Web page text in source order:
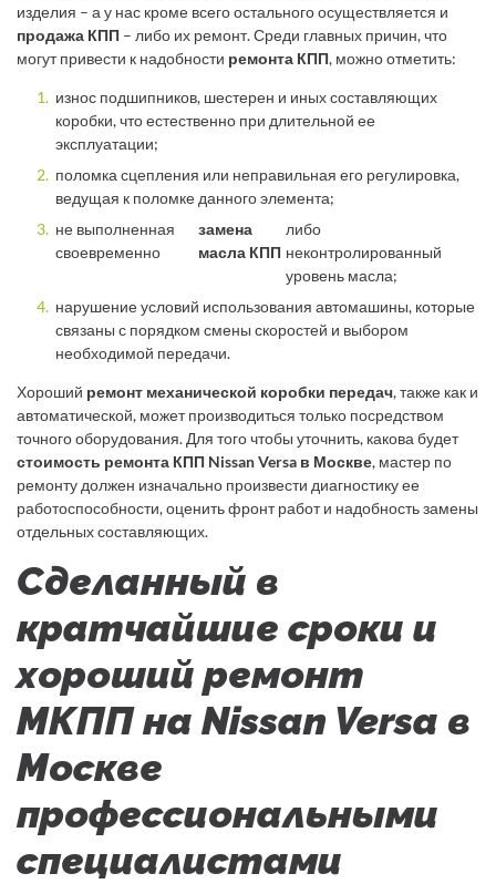
изделия – а у нас кроме всего остального осуществляется и
продажа КПП – либо их ремонт. Среди главных причин, что
могут привести к надобности ремонта КПП, можно отметить:
износ подшипников, шестерен и иных составляющих
коробки, что естественно при длительной ее
эксплуатации;
поломка сцепления или неправильная его регулировка,
ведущая к поломке данного элемента;
не выполненная
своевременно
замена
масла КПП
либо
неконтролированный
уровень масла;
нарушение условий использования автомашины, которые
связаны с порядком смены скоростей и выбором
необходимой передачи.
Хороший ремонт механической коробки передач, также как и
автоматической, может производиться только посредством
точного оборудования. Для того чтобы уточнить, какова будет
стоимость ремонта КПП Nissan Versa в Москве, мастер по
ремонту должен изначально произвести диагностику ее
работоспособности, оценить фронт работ и надобность замены
отдельных составляющих.
Сделанный в
кратчайшие сроки и
хороший ремонт
МКПП на Nissan Versa в
Москве
профессиональными
специалистами